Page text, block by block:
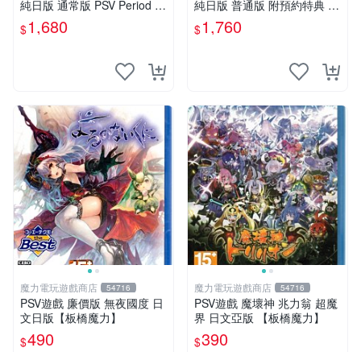
純日版 通常版 PSV Period ～
鳥籠之阿瑪迪斯～ 普通版 純
日版
$1,680
純日版 普通版 附預約特典 P
SV 東京山手 BOYS for V MAI
N DISC
$1,760
魔力電玩遊戲商店 54716
PSV遊戲 廉價版 無夜國度 日
文日版【板橋魔力】
$490
魔力電玩遊戲商店 54716
PSV遊戲 魔壞神 兆力翁 超魔
界 日文亞版 【板橋魔力】
$390